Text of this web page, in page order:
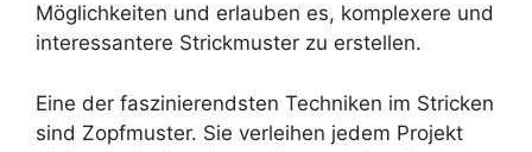
Möglichkeiten und erlauben es, komplexere und
interessantere Strickmuster zu erstellen.
Eine der faszinierendsten Techniken im Stricken
sind Zopfmuster. Sie verleihen jedem Projekt